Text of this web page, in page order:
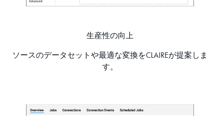
生産性の向上
ソースのデータセットや最適な変換をCLAIREが提案しま
す。